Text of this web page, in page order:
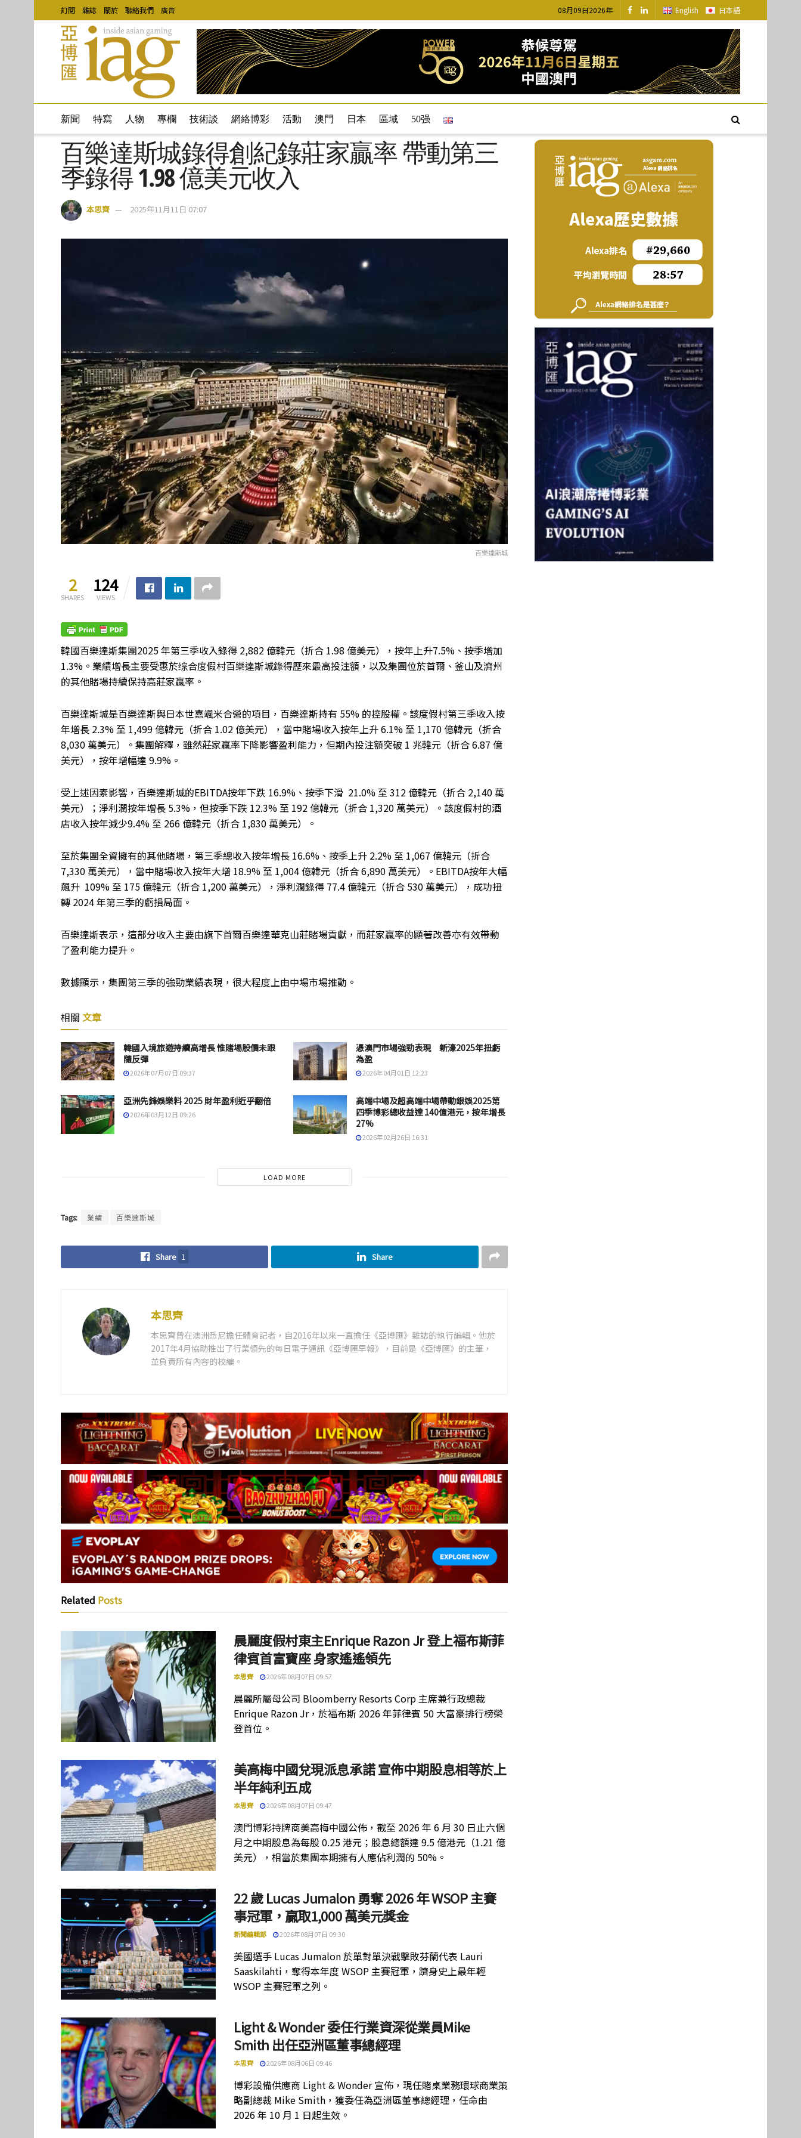
訂閱 雜誌 關於 聯絡我們 廣告 08月09日2026年 English 日本語
新聞 特寫 人物 專欄 技術談 網絡博彩 活動 澳門 日本 區域 50强
百樂達斯城錄得創紀錄莊家贏率 帶動第三
季錄得 1.98 億美元收入
本思齊 2025年11月11日 07:07
百樂達斯城
2
SHARES
124
VIEWS
韓國百樂達斯集團2025 年第三季收入錄得 2,882 億韓元（折合 1.98 億美元），按年上升7.5%、按季增加
1.3%。業績增長主要受惠於综合度假村百樂達斯城錄得歷來最高投注額，以及集團位於首爾、釜山及濟州
的其他賭場持續保持高莊家贏率。
百樂達斯城是百樂達斯與日本世嘉颯米合營的項目，百樂達斯持有 55% 的控股權。該度假村第三季收入按
年增長 2.3% 至 1,499 億韓元（折合 1.02 億美元），當中賭場收入按年上升 6.1% 至 1,170 億韓元（折合
8,030 萬美元）。集團解釋，雖然莊家贏率下降影響盈利能力，但期內投注額突破 1 兆韓元（折合 6.87 億
美元），按年增幅達 9.9%。
受上述因素影響，百樂達斯城的EBITDA按年下跌 16.9%、按季下滑 21.0% 至 312 億韓元（折合 2,140 萬
美元）；淨利潤按年增長 5.3%，但按季下跌 12.3% 至 192 億韓元（折合 1,320 萬美元）。該度假村的酒
店收入按年減少9.4% 至 266 億韓元（折合 1,830 萬美元）。
至於集團全資擁有的其他賭場，第三季總收入按年增長 16.6%、按季上升 2.2% 至 1,067 億韓元（折合
7,330 萬美元），當中賭場收入按年大增 18.9% 至 1,004 億韓元（折合 6,890 萬美元）。EBITDA按年大幅
飆升 109% 至 175 億韓元（折合 1,200 萬美元），淨利潤錄得 77.4 億韓元（折合 530 萬美元），成功扭
轉 2024 年第三季的虧損局面。
百樂達斯表示，這部分收入主要由旗下首爾百樂達華克山莊賭場貢獻，而莊家贏率的顯著改善亦有效帶動
了盈利能力提升。
數據顯示，集團第三季的強勁業績表現，很大程度上由中場市場推動。
相關 文章
韓國入境旅遊持續高增長 惟賭場股價未跟
隨反彈
2026年07月07日 09:37
憑澳門市場強勁表現 新濠2025年扭虧
為盈
2026年04月01日 12:23
亞洲先鋒娛樂料 2025 財年盈利近乎翻倍
2026年03月12日 09:26
高端中場及超高端中場帶動銀娛2025第
四季博彩總收益達 140億港元，按年增長
27%
2026年02月26日 16:31
LOAD MORE
Tags: 業績 百樂達斯城
Share 1 Share
本思齊
本思齊曾在澳洲悉尼擔任體育記者，自2016年以來一直擔任《亞博匯》雜誌的執行編輯。他於
2017年4月協助推出了行業領先的每日電子通訊《亞博匯早報》，目前是《亞博匯》的主筆，
並負責所有內容的校編。
Related Posts
晨麗度假村東主Enrique Razon Jr 登上福布斯菲
律賓首富寶座 身家遙遙領先
本思齊 2026年08月07日 09:57
晨麗所屬母公司 Bloomberry Resorts Corp 主席兼行政總裁
Enrique Razon Jr，於福布斯 2026 年菲律賓 50 大富豪排行榜榮
登首位。
美高梅中國兌現派息承諾 宣佈中期股息相等於上
半年純利五成
本思齊 2026年08月07日 09:47
澳門博彩持牌商美高梅中國公佈，截至 2026 年 6 月 30 日止六個
月之中期股息為每股 0.25 港元；股息總額達 9.5 億港元（1.21 億
美元），相當於集團本期擁有人應佔利潤的 50%。
22 歲 Lucas Jumalon 勇奪 2026 年 WSOP 主賽
事冠軍，贏取1,000 萬美元獎金
新聞編輯部 2026年08月07日 09:30
美國選手 Lucas Jumalon 於單對單決戰擊敗芬蘭代表 Lauri
Saaskilahti，奪得本年度 WSOP 主賽冠軍，躋身史上最年輕
WSOP 主賽冠軍之列。
Light & Wonder 委任行業資深從業員Mike
Smith 出任亞洲區董事總經理
本思齊 2026年08月06日 09:46
博彩設備供應商 Light & Wonder 宣佈，現任賭桌業務環球商業策
略副總裁 Mike Smith，獲委任為亞洲區董事總經理，任命由
2026 年 10 月 1 日起生效。